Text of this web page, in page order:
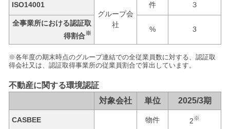
ISO14001
グループ会
社
件 ３
全事業所における認証取
得割合※ % 3
※各年度の期末時点のグループ連結での全従業員数に対する、認証取
得会社又は、認証取得事業所の従業員割合で算出しています。
不動産に関する環境認証
対象会社
単位 2025/3期
CASBEE 物件 2※